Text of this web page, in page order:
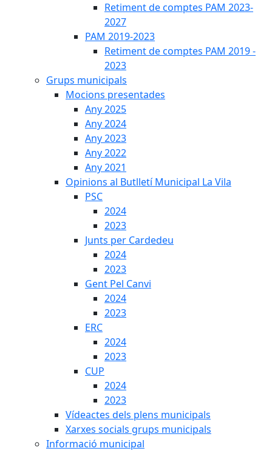
Retiment de comptes PAM 2023-
2027
PAM 2019-2023
Retiment de comptes PAM 2019 -
2023
Grups municipals
Mocions presentades
Any 2025
Any 2024
Any 2023
Any 2022
Any 2021
Opinions al Butlletí Municipal La Vila
PSC
2024
2023
Junts per Cardedeu
2024
2023
Gent Pel Canvi
2024
2023
ERC
2024
2023
CUP
2024
2023
Vídeactes dels plens municipals
Xarxes socials grups municipals
Informació municipal